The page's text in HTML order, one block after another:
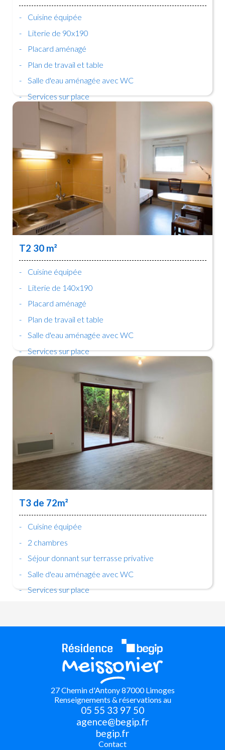
Cuisine équipée
Literie de 90x190
Placard aménagé
Plan de travail et table
Salle d'eau aménagée avec WC
Services sur place
T2 30 m²
Cuisine équipée
Literie de 140x190
Placard aménagé
Plan de travail et table
Salle d'eau aménagée avec WC
Services sur place
T3 de 72m²
Cuisine équipée
2 chambres
Séjour donnant sur terrasse privative
Salle d'eau aménagée avec WC
Services sur place
27 Chemin d'Antony 87000 Limoges
Renseignements & réservations au
05 55 33 97 50
agence@begip.fr
begip.fr
Contact